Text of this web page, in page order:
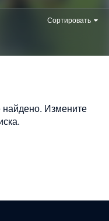
Сортировать
найдено. Измените